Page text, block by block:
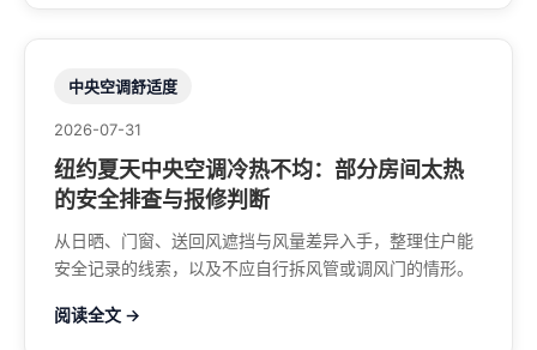
中央空调舒适度
2026-07-31
纽约夏天中央空调冷热不均：部分房间太热
的安全排查与报修判断
从日晒、门窗、送回风遮挡与风量差异入手，整理住户能
安全记录的线索，以及不应自行拆风管或调风门的情形。
阅读全文 →